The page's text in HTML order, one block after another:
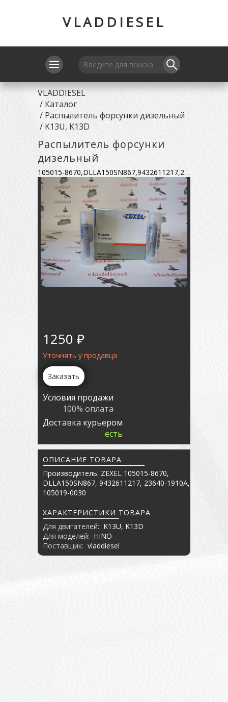
VLADDIESEL
VLADDIESEL
/ Каталог
/ Распылитель форсунки дизельный
/ K13U, K13D
Распылитель форсунки
дизельный
105015-8670,DLLA150SN867,9432611217,23640-1910A,105019-0030
1250 ₽
Уточнять у продавца
Заказать
Условия продажи
100% оплата
Доставка курьером
есть
ОПИСАНИЕ ТОВАРА
Производитель: ZEXEL 105015-8670,
DLLA150SN867, 9432611217, 23640-1910A,
105019-0030
ХАРАКТЕРИСТИКИ ТОВАРА
Для двигателей: K13U, K13D
Для моделей: HINO
Поставщик: vladdiesel